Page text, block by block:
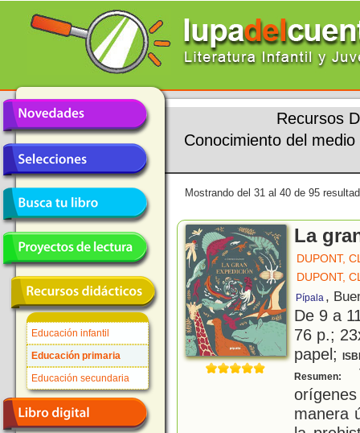
Educación infantil
Educación primaria
Educación secundaria
Recursos
Conocimiento del medio
Mostrando del 31 al 40 de 95
La
DUPONT,
DUPONT,
Pípala ,
De 9 a
76 p.;
papel;
Resumen:
manera